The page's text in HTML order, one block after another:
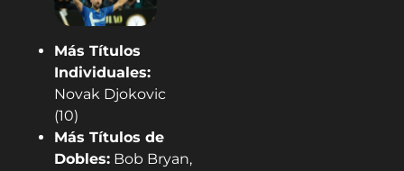
Más Títulos
Individuales:
Novak Djokovic
(10)
Más Títulos de
Dobles: Bob Bryan,